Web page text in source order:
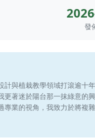
發
計與植栽教學領域打滾逾十
更著迷於陽台那一抹綠意的
專業的視角，我致力於將複